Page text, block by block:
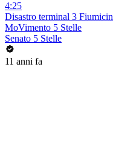
4:25
Disastro terminal 3
MoVimento 5 Stelle
Senato 5 Stelle
11 anni fa